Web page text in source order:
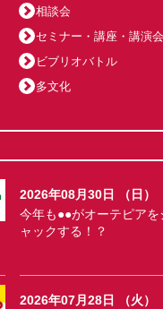
相談会
セミナー・講座・講演会
ビブリオバトル
多文化
2026年08月30日 （日）
今年も●●がオーテピアを
ャックする！？
2026年07月28日 （火）